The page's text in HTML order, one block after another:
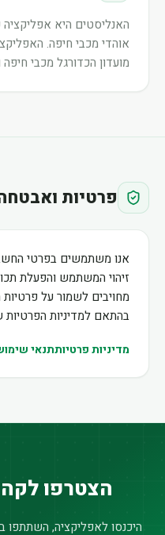
האנליסטים היא
אוהדי מכבי חיפה.
מועדון הכדורגל מכבי חיפה
פרטיות
אנו משתמשים בפרטי
זיהוי המשתמש והפעלת
מחויבים לשמור על
בהתאם למדיניות
מדיניות פרטיותתנאי
הצטרפו
היכנסו לאפליקציה, השתתפו